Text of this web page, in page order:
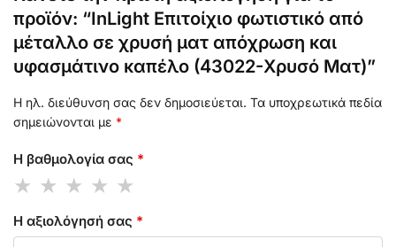
προϊόν: “InLight Επιτοίχιο φωτιστικό από
μέταλλο σε χρυσή ματ απόχρωση και
υφασμάτινο καπέλο (43022-Χρυσό Ματ)”
Η ηλ. διεύθυνση σας δεν δημοσιεύεται. Τα υποχρεωτικά πεδία
σημειώνονται με *
Η βαθμολογία σας *
Η αξιολόγησή σας *